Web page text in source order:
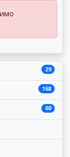
29
168
60